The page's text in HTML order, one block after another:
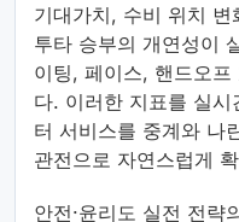
기대가치, 수비 위치 변
투타 승부의 개연성이
이팅, 페이스, 핸드오
다. 이러한 지표를 실시
터 서비스를 중계와 나
관전으로 자연스럽게
안전·윤리도 실전 전략